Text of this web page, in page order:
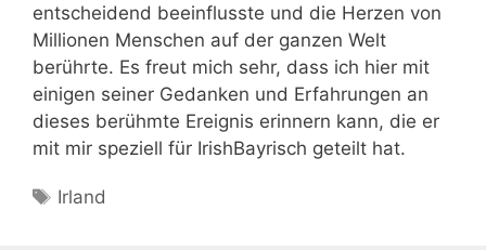
entscheidend beeinflusste und die Herzen von
Millionen Menschen auf der ganzen Welt
berührte. Es freut mich sehr, dass ich hier mit
einigen seiner Gedanken und Erfahrungen an
dieses berühmte Ereignis erinnern kann, die er
mit mir speziell für IrishBayrisch geteilt hat.
Schlagwörter
Irland